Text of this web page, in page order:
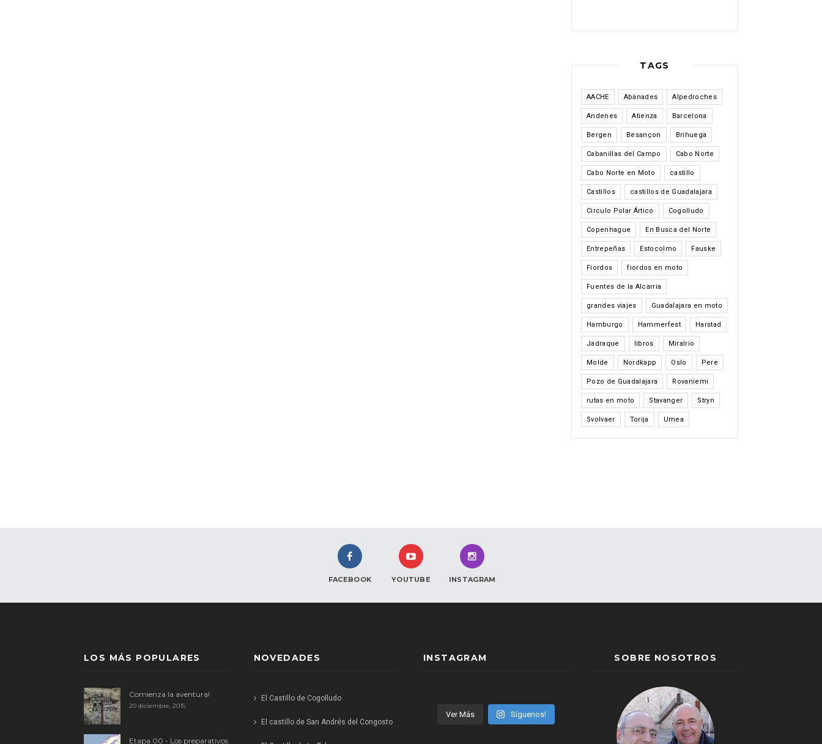
TAGS
AACHE Abánades Alpedroches
Andenes Atienza Barcelona
Bergen Besançon Brihuega
Cabanillas del Campo Cabo Norte
Cabo Norte en Moto castillo
Castillos castillos de Guadalajara
Circulo Polar Ártico Cogolludo
Copenhague En Busca del Norte
Entrepeñas Estocolmo Fauske
Fiordos fiordos en moto
Fuentes de la Alcarria
grandes viajes Guadalajara en moto
Hamburgo Hammerfest Harstad
Jadraque libros Miralrio
Molde Nordkapp Oslo Pere
Pozo de Guadalajara Rovaniemi
rutas en moto Stavanger Stryn
Svolvaer Torija Umea
FACEBOOK YOUTUBE INSTAGRAM
LOS MÁS POPULARES
Comienza la aventura!
20 diciembre, 2015
Etapa 00 - Los preparativos
NOVEDADES
El Castillo de Cogolludo
El castillo de San Andrés del Congosto
INSTAGRAM
Ver Más Síguenos!
SOBRE NOSOTROS